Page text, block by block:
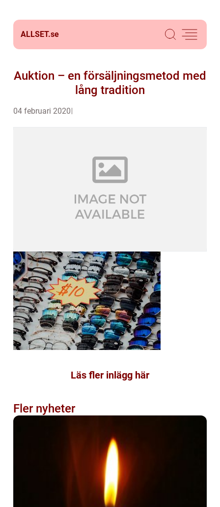
ALLSET.se
Auktion – en försäljningsmetod med
lång tradition
04 februari 2020
Läs fler inlägg här
Fler nyheter